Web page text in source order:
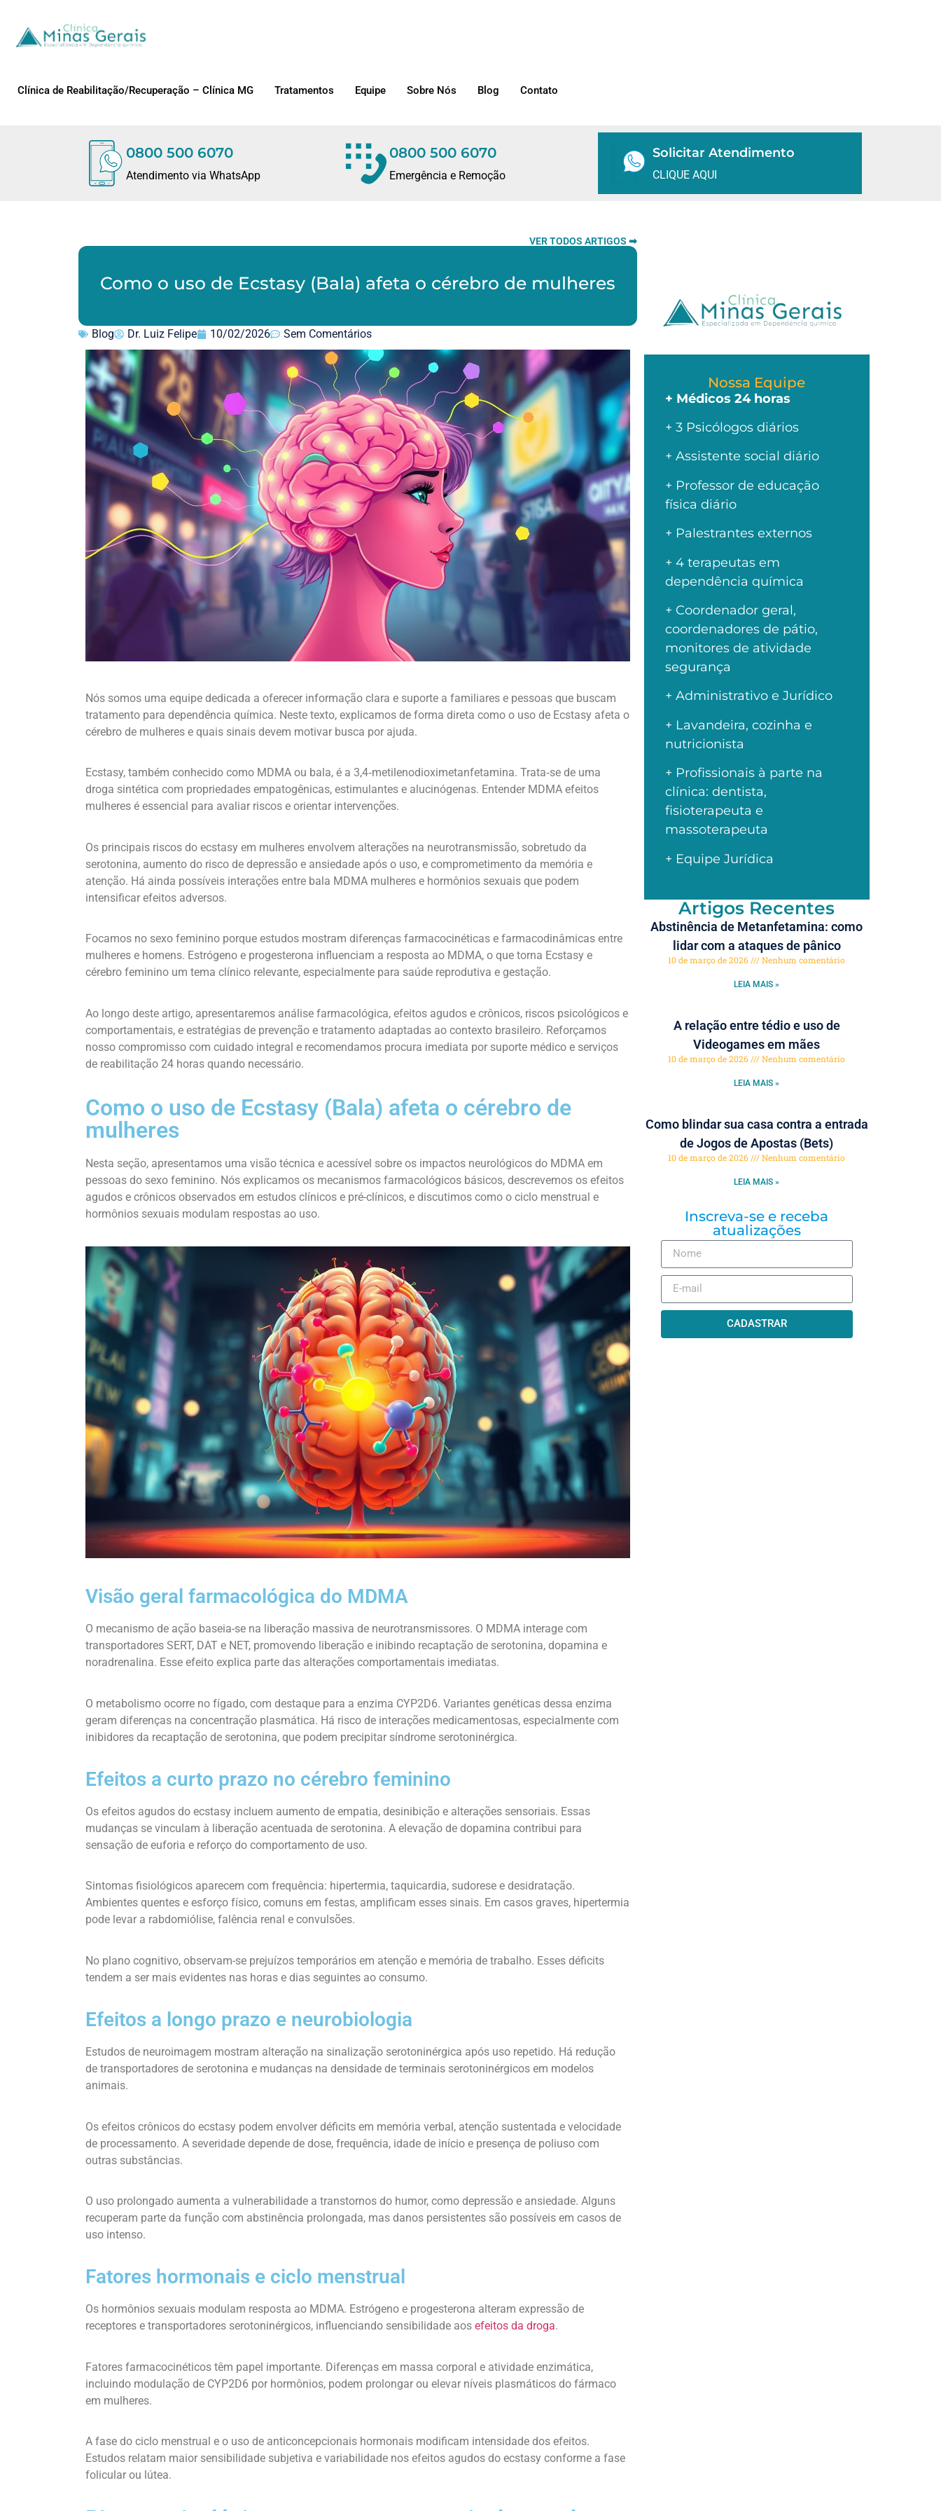
Clínica de Reabilitação/Recuperação – Clínica MG Tratamentos Equipe Sobre Nós Blog Contato
0800 500 6070
Atendimento via WhatsApp
0800 500 6070
Emergência e Remoção
Solicitar Atendimento
CLIQUE AQUI
VER TODOS ARTIGOS ➡
Como o uso de Ecstasy (Bala) afeta o cérebro de mulheres
Blog Dr. Luiz Felipe 10/02/2026 Sem Comentários
Nós somos uma equipe dedicada a oferecer informação clara e suporte a familiares e pessoas que buscam
tratamento para dependência química. Neste texto, explicamos de forma direta como o uso de Ecstasy afeta o
cérebro de mulheres e quais sinais devem motivar busca por ajuda.
Ecstasy, também conhecido como MDMA ou bala, é a 3,4‑metilenodioximetanfetamina. Trata‑se de uma
droga sintética com propriedades empatogênicas, estimulantes e alucinógenas. Entender MDMA efeitos
mulheres é essencial para avaliar riscos e orientar intervenções.
Os principais riscos do ecstasy em mulheres envolvem alterações na neurotransmissão, sobretudo da
serotonina, aumento do risco de depressão e ansiedade após o uso, e comprometimento da memória e
atenção. Há ainda possíveis interações entre bala MDMA mulheres e hormônios sexuais que podem
intensificar efeitos adversos.
Focamos no sexo feminino porque estudos mostram diferenças farmacocinéticas e farmacodinâmicas entre
mulheres e homens. Estrógeno e progesterona influenciam a resposta ao MDMA, o que torna Ecstasy e
cérebro feminino um tema clínico relevante, especialmente para saúde reprodutiva e gestação.
Ao longo deste artigo, apresentaremos análise farmacológica, efeitos agudos e crônicos, riscos psicológicos e
comportamentais, e estratégias de prevenção e tratamento adaptadas ao contexto brasileiro. Reforçamos
nosso compromisso com cuidado integral e recomendamos procura imediata por suporte médico e serviços
de reabilitação 24 horas quando necessário.
Como o uso de Ecstasy (Bala) afeta o cérebro de
mulheres
Nesta seção, apresentamos uma visão técnica e acessível sobre os impactos neurológicos do MDMA em
pessoas do sexo feminino. Nós explicamos os mecanismos farmacológicos básicos, descrevemos os efeitos
agudos e crônicos observados em estudos clínicos e pré-clínicos, e discutimos como o ciclo menstrual e
hormônios sexuais modulam respostas ao uso.
Visão geral farmacológica do MDMA
O mecanismo de ação baseia-se na liberação massiva de neurotransmissores. O MDMA interage com
transportadores SERT, DAT e NET, promovendo liberação e inibindo recaptação de serotonina, dopamina e
noradrenalina. Esse efeito explica parte das alterações comportamentais imediatas.
O metabolismo ocorre no fígado, com destaque para a enzima CYP2D6. Variantes genéticas dessa enzima
geram diferenças na concentração plasmática. Há risco de interações medicamentosas, especialmente com
inibidores da recaptação de serotonina, que podem precipitar síndrome serotoninérgica.
Efeitos a curto prazo no cérebro feminino
Os efeitos agudos do ecstasy incluem aumento de empatia, desinibição e alterações sensoriais. Essas
mudanças se vinculam à liberação acentuada de serotonina. A elevação de dopamina contribui para
sensação de euforia e reforço do comportamento de uso.
Sintomas fisiológicos aparecem com frequência: hipertermia, taquicardia, sudorese e desidratação.
Ambientes quentes e esforço físico, comuns em festas, amplificam esses sinais. Em casos graves, hipertermia
pode levar a rabdomiólise, falência renal e convulsões.
No plano cognitivo, observam-se prejuízos temporários em atenção e memória de trabalho. Esses déficits
tendem a ser mais evidentes nas horas e dias seguintes ao consumo.
Efeitos a longo prazo e neurobiologia
Estudos de neuroimagem mostram alteração na sinalização serotoninérgica após uso repetido. Há redução
de transportadores de serotonina e mudanças na densidade de terminais serotoninérgicos em modelos
animais.
Os efeitos crônicos do ecstasy podem envolver déficits em memória verbal, atenção sustentada e velocidade
de processamento. A severidade depende de dose, frequência, idade de início e presença de poliuso com
outras substâncias.
O uso prolongado aumenta a vulnerabilidade a transtornos do humor, como depressão e ansiedade. Alguns
recuperam parte da função com abstinência prolongada, mas danos persistentes são possíveis em casos de
uso intenso.
Fatores hormonais e ciclo menstrual
Os hormônios sexuais modulam resposta ao MDMA. Estrógeno e progesterona alteram expressão de
receptores e transportadores serotoninérgicos, influenciando sensibilidade aos efeitos da droga.
Fatores farmacocinéticos têm papel importante. Diferenças em massa corporal e atividade enzimática,
incluindo modulação de CYP2D6 por hormônios, podem prolongar ou elevar níveis plasmáticos do fármaco
em mulheres.
A fase do ciclo menstrual e o uso de anticoncepcionais hormonais modificam intensidade dos efeitos.
Estudos relatam maior sensibilidade subjetiva e variabilidade nos efeitos agudos do ecstasy conforme a fase
folicular ou lútea.
Nossa Equipe
+ Médicos 24 horas
+ 3 Psicólogos diários
+ Assistente social diário
+ Professor de educação
física diário
+ Palestrantes externos
+ 4 terapeutas em
dependência química
+ Coordenador geral,
coordenadores de pátio,
monitores de atividade
segurança
+ Administrativo e Jurídico
+ Lavandeira, cozinha e
nutricionista
+ Profissionais à parte na
clínica: dentista,
fisioterapeuta e
massoterapeuta
+ Equipe Jurídica
Artigos Recentes
Abstinência de Metanfetamina: como
lidar com a ataques de pânico
10 de março de 2026 Nenhum comentário
LEIA MAIS »
A relação entre tédio e uso de
Videogames em mães
10 de março de 2026 Nenhum comentário
LEIA MAIS »
Como blindar sua casa contra a entrada
de Jogos de Apostas (Bets)
10 de março de 2026 Nenhum comentário
LEIA MAIS »
Inscreva-se e receba
atualizações
CADASTRAR